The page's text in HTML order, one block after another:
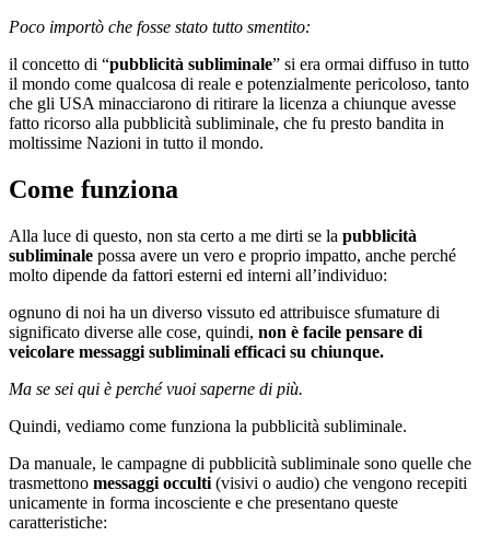
Poco importò che fosse stato tutto smentito:
il concetto di “pubblicità subliminale” si era ormai diffuso in tutto
il mondo come qualcosa di reale e potenzialmente pericoloso, tanto
che gli USA minacciarono di ritirare la licenza a chiunque avesse
fatto ricorso alla pubblicità subliminale, che fu presto bandita in
moltissime Nazioni in tutto il mondo.
Come funziona
Alla luce di questo, non sta certo a me dirti se la pubblicità
subliminale possa avere un vero e proprio impatto, anche perché
molto dipende da fattori esterni ed interni all’individuo:
ognuno di noi ha un diverso vissuto ed attribuisce sfumature di
significato diverse alle cose, quindi, non è facile pensare di
veicolare messaggi subliminali efficaci su chiunque.
Ma se sei qui è perché vuoi saperne di più.
Quindi, vediamo come funziona la pubblicità subliminale.
Da manuale, le campagne di pubblicità subliminale sono quelle che
trasmettono messaggi occulti (visivi o audio) che vengono recepiti
unicamente in forma incosciente e che presentano queste
caratteristiche: